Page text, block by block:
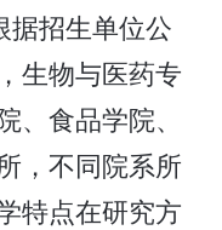
据招生单位公
生物与医药专
食品学院、
，不同院系所
特点在研究方